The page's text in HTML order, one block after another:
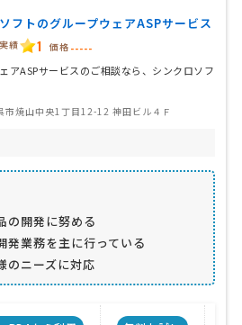
フトのグループウェアASPサービス
実績 1 価格 -----
アASPサービスのご相談なら、シンクロソフ
市焼山中央1丁目12-12 神田ビル４Ｆ
の開発に努める
発業務を主に行っている
のニーズに対応